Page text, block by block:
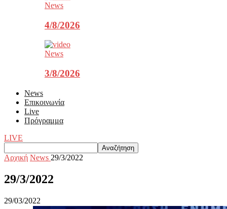
News
4/8/2026
News
3/8/2026
News
Επικοινωνία
Live
Πρόγραμμα
LIVE
Αρχική News 29/3/2022
29/3/2022
29/03/2022